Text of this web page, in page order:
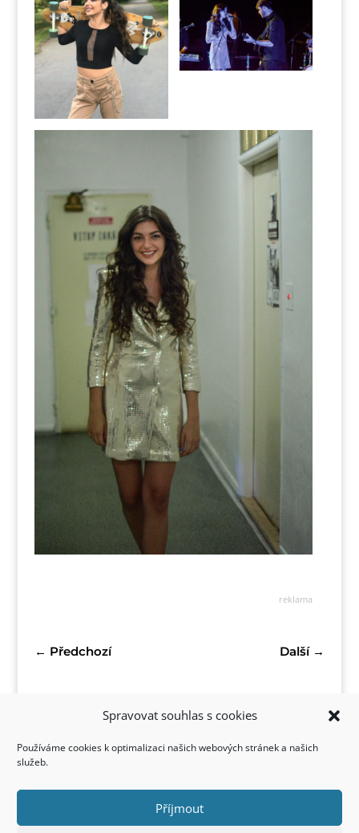
Spravovat souhlas s cookies
Používáme cookies k optimalizaci našich webových stránek a našich
služeb.
Příjmout
reklama
← Předchozí Další→
Kontakt